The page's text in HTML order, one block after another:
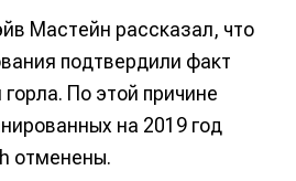
Мастейн рассказал, что
подтвердили факт
По этой причине
на 2019 год
отменены.